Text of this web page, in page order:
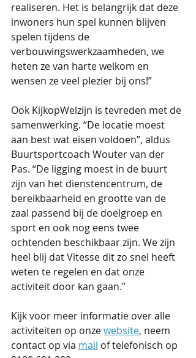
realiseren. Het is belangrijk dat deze
inwoners hun spel kunnen blijven
spelen tijdens de
verbouwingswerkzaamheden, we
heten ze van harte welkom en
wensen ze veel plezier bij ons!”
Ook KijkopWelzijn is tevreden met de
samenwerking. “De locatie moest
aan best wat eisen voldoen”, aldus
Buurtsportcoach Wouter van der
Pas. “De ligging moest in de buurt
zijn van het dienstencentrum, de
bereikbaarheid en grootte van de
zaal passend bij de doelgroep en
sport en ook nog eens twee
ochtenden beschikbaar zijn. We zijn
heel blij dat Vitesse dit zo snel heeft
weten te regelen en dat onze
activiteit door kan gaan.”
Kijk voor meer informatie over alle
activiteiten op onze website, neem
contact op via mail of telefonisch op